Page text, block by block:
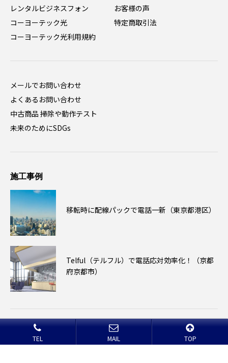
レンタルビジネスフォン
コーヨーテック光
コーヨーテック光利用規約
お客様の声
特定商取引法
メールでお問い合わせ
よくあるお問い合わせ
中古商品 掃除や動作テスト
未来のためにSDGs
施工事例
移転時に配線パックで電話一新（東京都港区）
Telful（テルフル）で電話応対効率化！（京都
府京都市）
TEL MAIL TOP